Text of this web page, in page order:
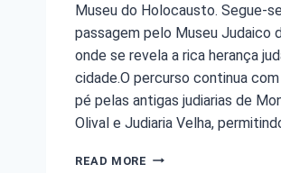
Museu do Holocausto. Segue-
passagem pelo Museu Judaico
onde se revela a rica herança
cidade.O percurso continua
pé pelas antigas judiarias de
Olival e Judiaria Velha,
READ MORE